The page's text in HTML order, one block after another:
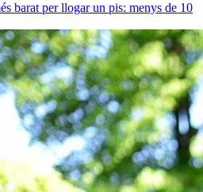
barat per llogar un pis: menys de 10